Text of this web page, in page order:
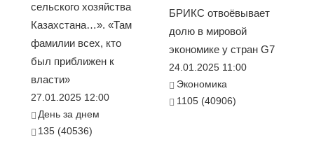
сельского хозяйства
Казахстана…». «Там
фамилии всех, кто
был приближен к
власти»
27.01.2025 12:00
День за днем
135 (40536)
БРИКС отвоёвывает
долю в мировой
экономике у стран G7
24.01.2025 11:00
Экономика
1105 (40906)